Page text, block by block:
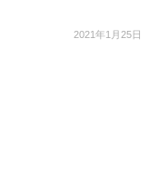
2021年1月25日